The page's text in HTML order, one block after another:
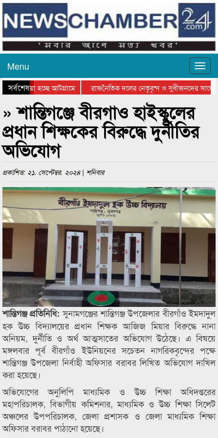
Menu
সর্বশেষ
যাওয়া হচ্ছে আটগ্রামে
রাজনৈতিক দলের নেতৃবৃন্দ ও সুধীজনদের সাথে
পুরস্কার বিতরণ সম্পন্ন
সিলেটে বাংলাদেশ গ্রুপ থিয়েটার ফেডারেশানের
» শান্তিগঞ্জে বীরগাও হাইস্কুলের
প্রধান শিক্ষকের বিরুদ্ধে দুর্নীতির
অভিযোগ
প্রকাশিত: ২১. সেপ্টেম্বর. ২০২৪ | শনিবার
শান্তিগঞ্জ প্রতিনিধি: সুনামগঞ্জের শান্তিগঞ্জ উপজেলার বীরগাঁও ইমদাদুল
হক উচ্চ বিদ্যালয়ের প্রধান শিক্ষক আজিজ মিয়ার বিরুদ্ধে নানা
অনিয়ম, দুর্নীতি ও অর্থ আত্মসাতের অভিযোগ উঠেছে। এ বিষয়ে
মঙ্গলবার পূর্ব বীরগাঁও ইউনিয়নের সচেতন নাগরিকবৃন্দের পক্ষে
শান্তিগঞ্জ উপজেলা নির্বাহী অফিসার বরাবর লিখিত অভিযোগ দাখিল
করা হয়েছে।
অভিযোগের অনুলিপি মাধ্যমিক ও উচ্চ শিক্ষা অধিদপ্তরের
মহাপরিচালক, বিভাগীয় কমিশনার, মাধ্যমিক ও উচ্চ শিক্ষা সিলেট
অঞ্চলের উপপরিচালক, জেলা প্রশাসক ও জেলা মাধ্যমিক শিক্ষা
অফিসার বরাবর পাঠানো হয়েছে।